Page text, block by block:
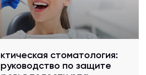
стоматология:
по защите